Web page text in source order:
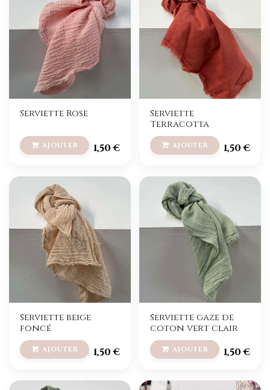
Serviette Rose
1,50€
Serviette
Terracotta
1,50€
Serviette beige
foncé
1,50€
Serviette gaze de
coton vert clair
1,50€